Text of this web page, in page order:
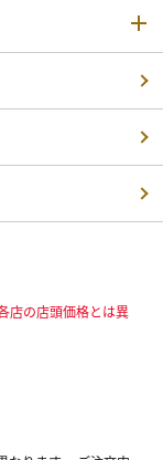
店の店頭価格とは異